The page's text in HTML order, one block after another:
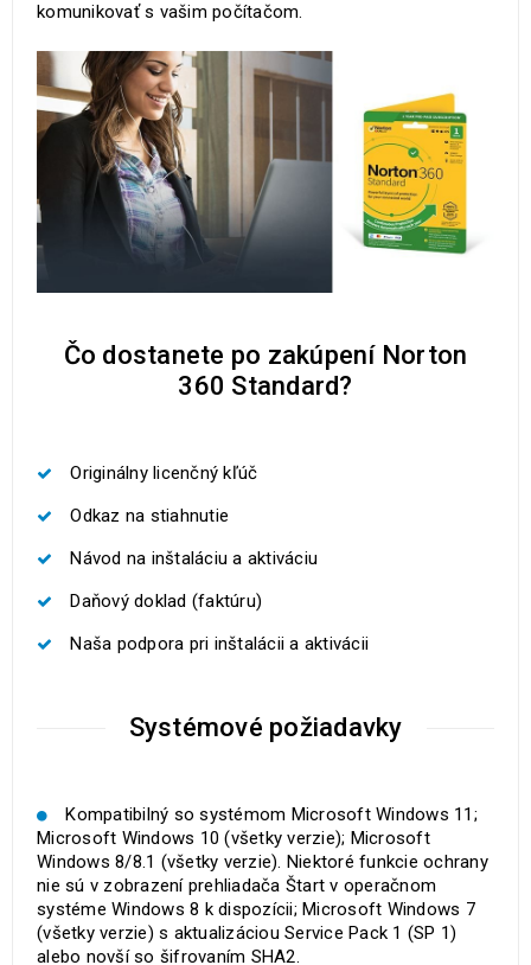
komunikovať s vašim počítačom.
Čo dostanete po zakúpení Norton
360 Standard?
Originálny licenčný kľúč
Odkaz na stiahnutie
Návod na inštaláciu a aktiváciu
Daňový doklad (faktúru)
Naša podpora pri inštalácii a aktivácii
Systémové požiadavky
Kompatibilný so systémom Microsoft Windows 11;
Microsoft Windows 10 (všetky verzie); Microsoft
Windows 8/8.1 (všetky verzie). Niektoré funkcie ochrany
nie sú v zobrazení prehliadača Štart v operačnom
systéme Windows 8 k dispozícii; Microsoft Windows 7
(všetky verzie) s aktualizáciou Service Pack 1 (SP 1)
alebo novší so šifrovaním SHA2.